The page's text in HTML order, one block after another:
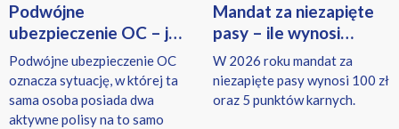
Podwójne
ubezpieczenie OC – jak
zgłosić i wypowiedzieć
polisę pojazdu?
Podwójne ubezpieczenie OC
oznacza sytuację, w której ta
sama osoba posiada dwa
aktywne polisy na to samo
Mandat za niezapięte
pasy – ile wynosi
w 2026 roku? Aktualne
stawki i przepisy
W 2026 roku mandat za
niezapięte pasy wynosi 100 zł
oraz 5 punktów karnych.